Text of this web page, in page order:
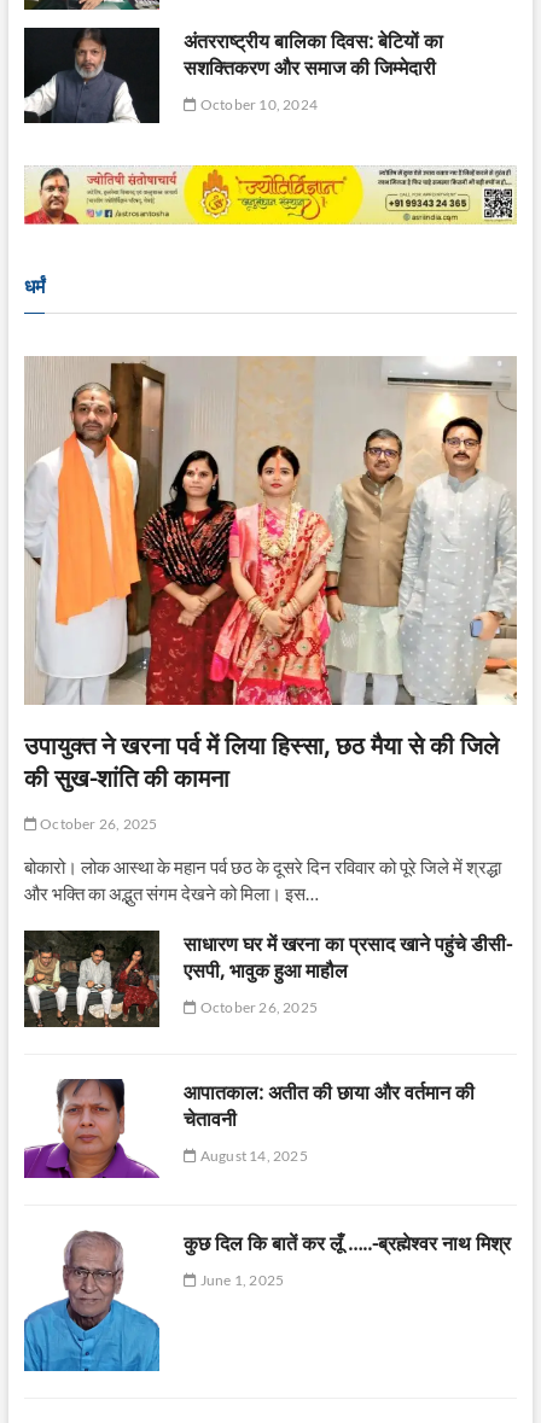
अंतरराष्ट्रीय बालिका दिवस: बेटियों का
सशक्तिकरण और समाज की जिम्मेदारी
October 10, 2024
धर्मं
उपायुक्त ने खरना पर्व में लिया हिस्सा, छठ मैया से की जिले
की सुख-शांति की कामना
October 26, 2025
बोकारो। लोक आस्था के महान पर्व छठ के दूसरे दिन रविवार को पूरे जिले में श्रद्धा
और भक्ति का अद्भुत संगम देखने को मिला। इस…
साधारण घर में खरना का प्रसाद खाने पहुंचे डीसी-
एसपी, भावुक हुआ माहौल
October 26, 2025
आपातकाल: अतीत की छाया और वर्तमान की
चेतावनी
August 14, 2025
कुछ दिल कि बातें कर लूँ …..-ब्रह्मेश्वर नाथ मिश्र
June 1, 2025